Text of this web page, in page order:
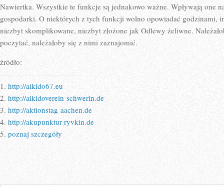
Nawiertka. Wszystkie te funkcje są jednakowo ważne. Wpływają one
gospodarki. O niektórych z tych funkcji wolno opowiadać godzinami,
niezbyt skomplikowane, niezbyt złożone jak Odlewy żeliwne.
poczytać, należałoby się z nimi zaznajomić.
źródło:
———————————
1. http://aikido67.eu
2. http://aikidoverein-schwerin.de
3. http://aktionstag-aachen.de
4. http://akupunktur-ryvkin.de
5. poznaj szczegóły